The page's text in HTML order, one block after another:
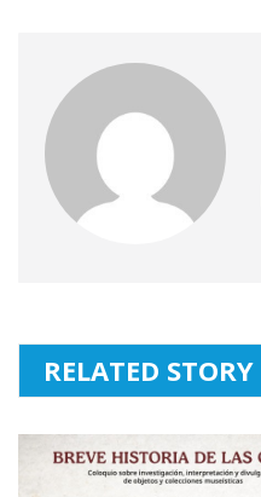
RELATED STORY